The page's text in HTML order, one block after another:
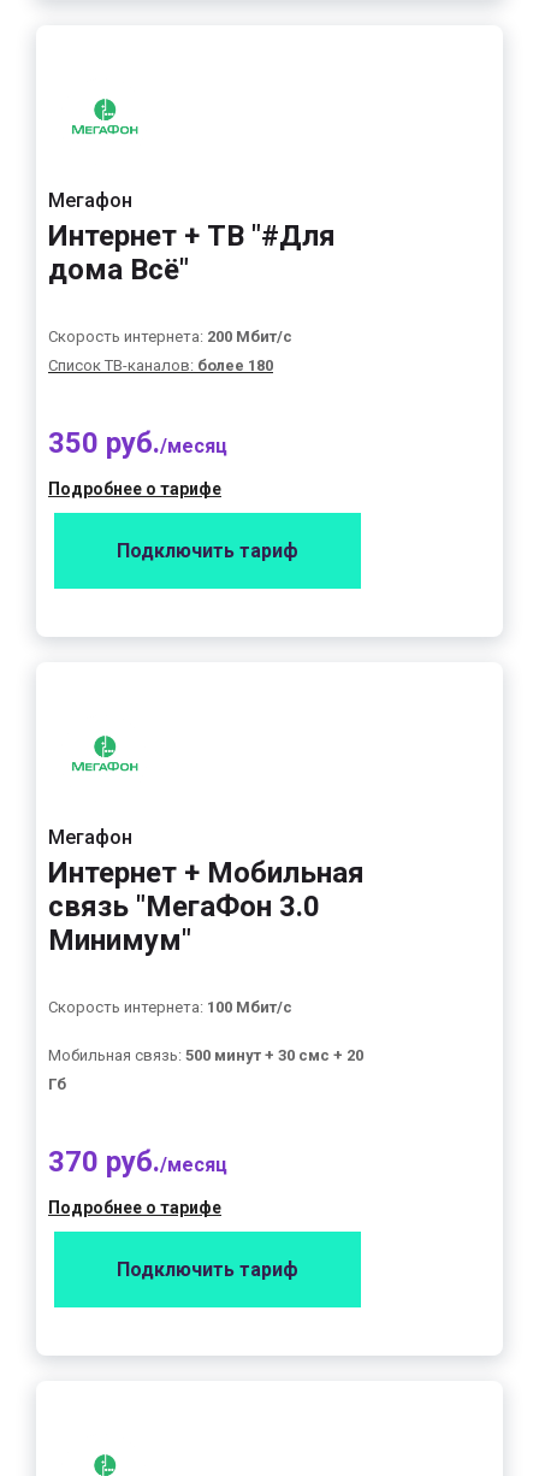
Мегафон
Интернет + ТВ "#Для
дома Всё"
Скорость интернета: 200 Мбит/с
Список ТВ-каналов: более 180
350 руб./месяц
Подробнее о тарифе
Подключить тариф
Мегафон
Интернет + Мобильная
связь "МегаФон 3.0
Минимум"
Скорость интернета: 100 Мбит/с
Мобильная связь: 500 минут + 30 смс + 20
Гб
370 руб./месяц
Подробнее о тарифе
Подключить тариф